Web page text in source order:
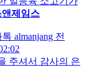
제임스
almanjang 전
주셔서 감사의 은